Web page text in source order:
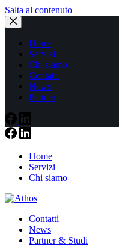
Salta al contenuto
Home
Servizi
Chi siamo
Contatti
News
Partner
Home
Servizi
Chi siamo
Contatti
News
Partner & Studi